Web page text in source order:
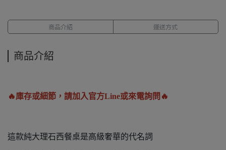
商品介紹 運送方式
商品介紹
🔥庫存或細節，請加入官方Line或來電詢問🔥
這款純大理石西餐桌是高級奢華的代名詞